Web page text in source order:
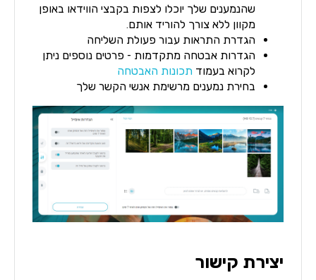
שהנמענים שלך יוכלו לצפות בקבצי הווידאו באופן
מקוון ללא צורך להוריד אותם.
הגדרת התראות עבור פעולת השליחה
הגדרות אבטחה מתקדמות - פרטים נוספים ניתן
לקרוא בעמוד תכונות האבטחה
בחירת נמענים מרשימת אנשי הקשר שלך
יצירת קישור